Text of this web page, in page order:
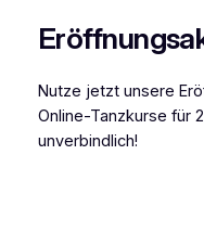
Nutze jetzt unsere
Online-Tanzkurse für
unverbindlich!